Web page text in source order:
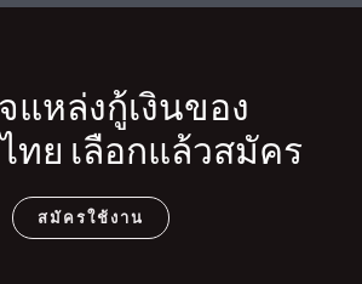
แหล่งกู้เงินของ
ทย เลือกแล้วสมัคร
สมัครใช้งาน